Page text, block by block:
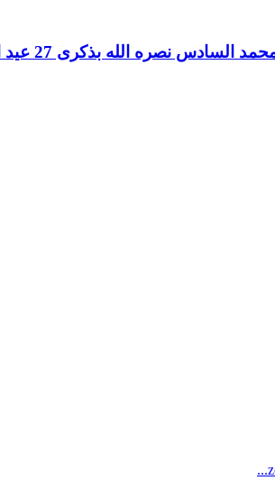
الله بذكرى 27 عيد العرش المجيد